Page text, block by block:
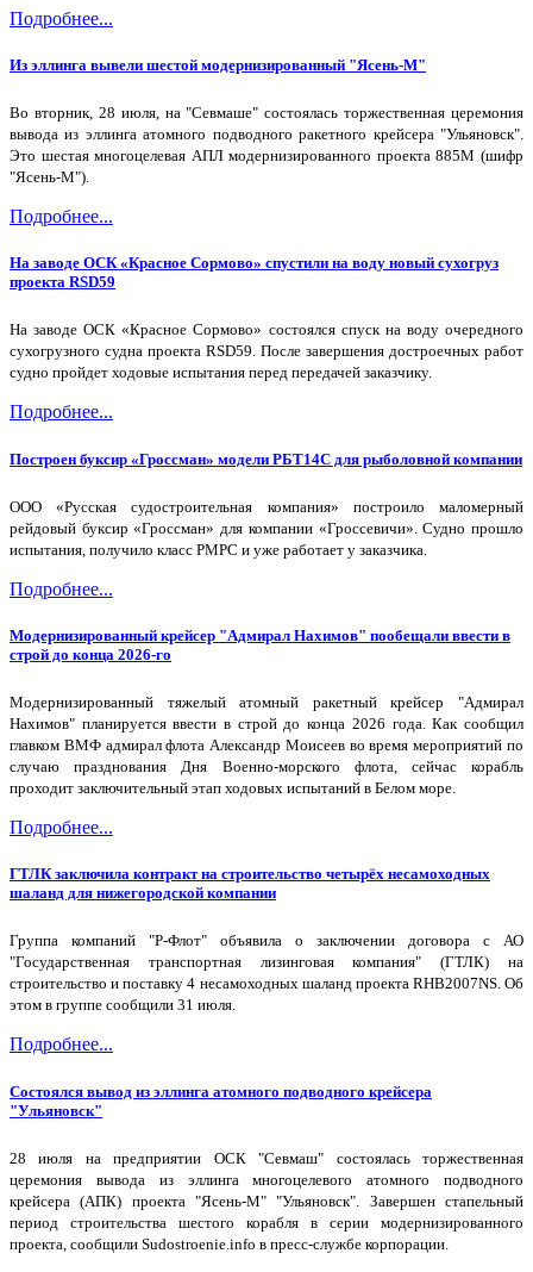
Подробнее...
Из эллинга вывели шестой модернизированный "Ясень-М"
Во вторник, 28 июля, на "Севмаше" состоялась торжественная церемония
вывода из эллинга атомного подводного ракетного крейсера "Ульяновск".
Это шестая многоцелевая АПЛ модернизированного проекта 885М (шифр
"Ясень-М").
Подробнее...
На заводе ОСК «Красное Сормово» спустили на воду новый сухогруз
проекта RSD59
На заводе ОСК «Красное Сормово» состоялся спуск на воду очередного
сухогрузного судна проекта RSD59. После завершения достроечных работ
судно пройдет ходовые испытания перед передачей заказчику.
Подробнее...
Построен буксир «Гроссман» модели РБТ14С для рыболовной компании
ООО «Русская судостроительная компания» построило маломерный
рейдовый буксир «Гроссман» для компании «Гроссевичи». Судно прошло
испытания, получило класс РМРС и уже работает у заказчика.
Подробнее...
Модернизированный крейсер "Адмирал Нахимов" пообещали ввести в
строй до конца 2026-го
Модернизированный тяжелый атомный ракетный крейсер "Адмирал
Нахимов" планируется ввести в строй до конца 2026 года. Как сообщил
главком ВМФ адмирал флота Александр Моисеев во время мероприятий по
случаю празднования Дня Военно-морского флота, сейчас корабль
проходит заключительный этап ходовых испытаний в Белом море.
Подробнее...
ГТЛК заключила контракт на строительство четырёх несамоходных
шаланд для нижегородской компании
Группа компаний "Р-Флот" объявила о заключении договора с АО
"Государственная транспортная лизинговая компания" (ГТЛК) на
строительство и поставку 4 несамоходных шаланд проекта RHB2007NS. Об
этом в группе сообщили 31 июля.
Подробнее...
Состоялся вывод из эллинга атомного подводного крейсера
"Ульяновск"
28 июля на предприятии ОСК "Севмаш" состоялась торжественная
церемония вывода из эллинга многоцелевого атомного подводного
крейсера (АПК) проекта "Ясень-М" "Ульяновск". Завершен стапельный
период строительства шестого корабля в серии модернизированного
проекта, сообщили Sudostroenie.info в пресс-службе корпорации.